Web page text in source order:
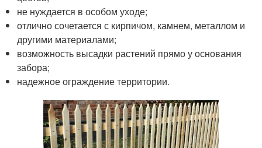
не нуждается в особом уходе;
отлично сочетается с кирпичом, камнем, металлом и
другими материалами;
возможность высадки растений прямо у основания
забора;
надежное ограждение территории.